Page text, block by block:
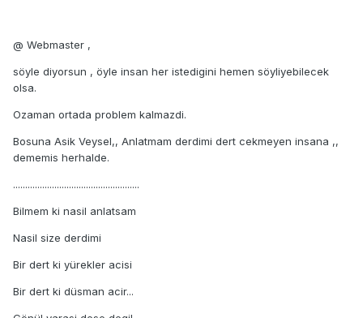
@ Webmaster ,
söyle diyorsun , öyle insan her istedigini hemen söyliyebilecek
olsa.
Ozaman ortada problem kalmazdi.
Bosuna Asik Veysel,, Anlatmam derdimi dert cekmeyen insana ,,
dememis herhalde.
....................................................
Bilmem ki nasil anlatsam
Nasil size derdimi
Bir dert ki yürekler acisi
Bir dert ki düsman acir...